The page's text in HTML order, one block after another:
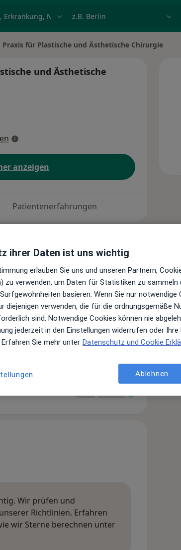
Praxis für Plastische und Ästhetische Chirurgie
und Ästhetische
anzeigen
Patientenerfahrungen
Zu Google Maps
Wir prüfen und
Richtlinien. Erfahren
wir Sterne berechnen unter
ihrer Daten ist uns wichtig
erlauben Sie uns und unseren Partnern,
zu verwenden, um Daten für Statistiken zu sammeln
basieren. Wenn Sie nur notwendige
diejenigen verwenden, die für die ordnungsgemäße
sind. Notwendige Cookies können nie
jederzeit in den Einstellungen widerrufen oder Ihre
Sie mehr unter Datenschutz und Cookie
Ablehnen